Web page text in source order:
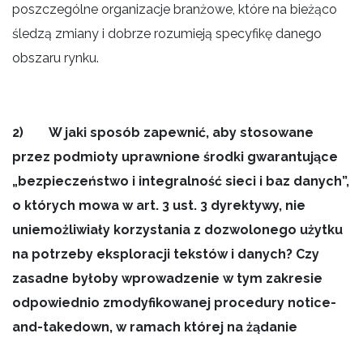
poszczególne organizacje branżowe, które na bieżąco
śledzą zmiany i dobrze rozumieją specyfikę danego
obszaru rynku.
2) W jaki sposób zapewnić, aby stosowane
przez podmioty uprawnione środki gwarantujące
„bezpieczeństwo i integralność sieci i baz danych”,
o których mowa w art. 3 ust. 3 dyrektywy, nie
uniemożliwiały korzystania z dozwolonego użytku
na potrzeby eksploracji tekstów i danych? Czy
zasadne byłoby wprowadzenie w tym zakresie
odpowiednio zmodyfikowanej procedury notice-
and-takedown, w ramach której na żądanie